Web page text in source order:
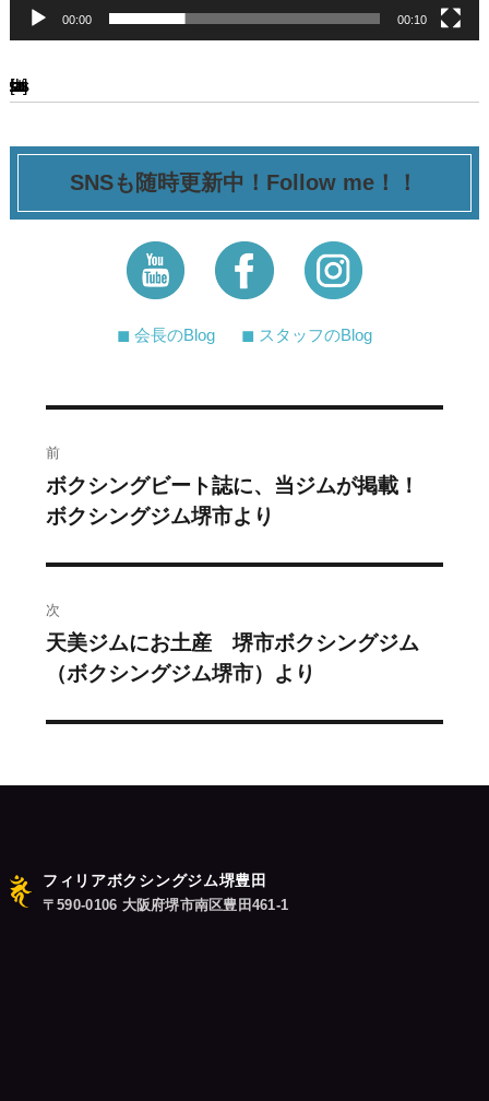
00:00 00:10
[ssba-buttons]
SNSも随時更新中！Follow me！！
◼︎ 会長のBlog ◼︎ スタッフのBlog
稿
ナ
ビ
ゲ
ー
前
過
去
稿:
ボクシングビート誌に、当ジムが掲載！
ボクシングジム堺市より
次
次
の
天美ジムにお土産 堺市ボクシングジム
（ボクシングジム堺市）より
フィリアボクシングジム堺豊田
〒590-0106 大阪府堺市南区豊田461-1